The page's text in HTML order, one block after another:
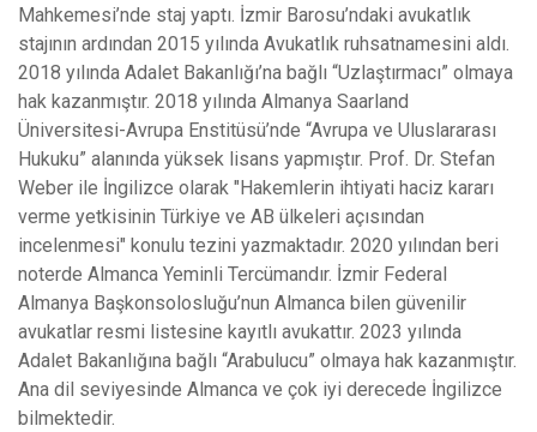
Mahkemesi’nde staj yaptı. İzmir Barosu’ndaki avukatlık
stajının ardından 2015 yılında Avukatlık ruhsatnamesini aldı.
2018 yılında Adalet Bakanlığı’na bağlı “Uzlaştırmacı” olmaya
hak kazanmıştır. 2018 yılında Almanya Saarland
Üniversitesi-Avrupa Enstitüsü’nde “Avrupa ve Uluslararası
Hukuku” alanında yüksek lisans yapmıştır. Prof. Dr. Stefan
Weber ile İngilizce olarak "Hakemlerin ihtiyati haciz kararı
verme yetkisinin Türkiye ve AB ülkeleri açısından
incelenmesi" konulu tezini yazmaktadır. 2020 yılından beri
noterde Almanca Yeminli Tercümandır. İzmir Federal
Almanya Başkonsolosluğu’nun Almanca bilen güvenilir
avukatlar resmi listesine kayıtlı avukattır. 2023 yılında
Adalet Bakanlığına bağlı “Arabulucu” olmaya hak kazanmıştır.
Ana dil seviyesinde Almanca ve çok iyi derecede İngilizce
bilmektedir.